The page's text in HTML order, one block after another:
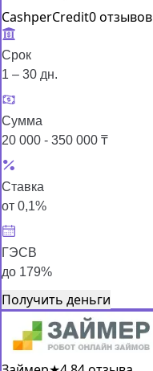
CashperCredit0 отзывов
Срок
1 – 30 дн.
Сумма
20 000 - 350 000 ₸
Ставка
от 0,1%
ГЭСВ
до 179%
Получить деньги